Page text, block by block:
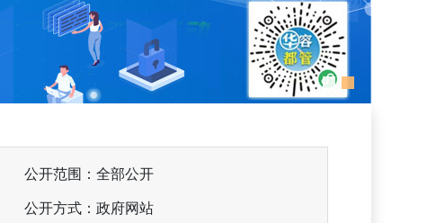
公开范围：全部公开
公开方式：政府网站